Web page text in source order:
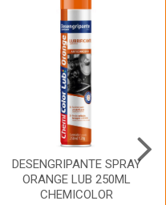
DESENGRIPANTE SPRAY
ORANGE LUB 250ML
CHEMICOLOR